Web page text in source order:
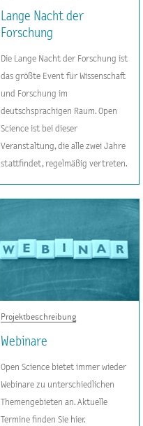
Lange Nacht der
Forschung
Die Lange Nacht der Forschung ist
das größte Event für Wissenschaft
und Forschung im
deutschsprachigen Raum. Open
Science ist bei dieser
Veranstaltung, die alle zwei Jahre
stattfindet, regelmäßig vertreten.
Projektbeschreibung
Webinare
Open Science bietet immer wieder
Webinare zu unterschiedlichen
Themengebieten an. Aktuelle
Termine finden Sie hier.